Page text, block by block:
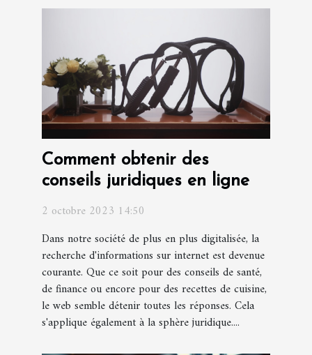
Comment obtenir des
conseils juridiques en ligne
2 octobre 2023 14:50
Dans notre société de plus en plus digitalisée, la
recherche d'informations sur internet est devenue
courante. Que ce soit pour des conseils de santé,
de finance ou encore pour des recettes de cuisine,
le web semble détenir toutes les réponses. Cela
s'applique également à la sphère juridique....